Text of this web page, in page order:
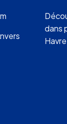
dans
Havre